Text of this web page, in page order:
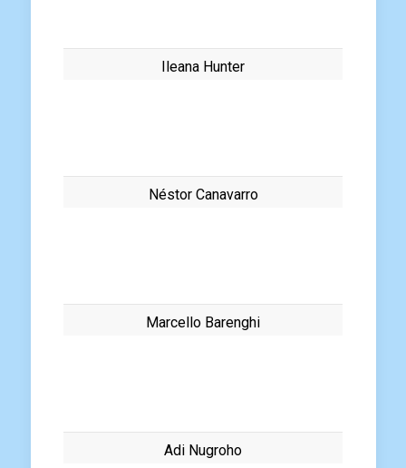
Ileana Hunter
Néstor Canavarro
Marcello Barenghi
Adi Nugroho